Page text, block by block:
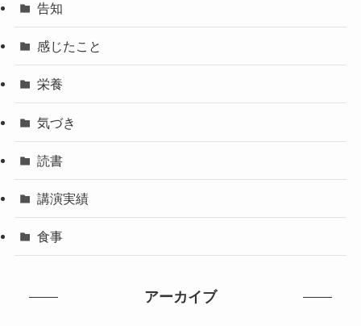
告知
感じたこと
栄養
気づき
読書
講演実績
食事
アーカイブ